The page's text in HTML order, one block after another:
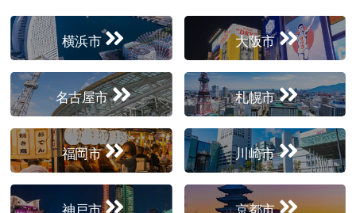
横浜市 大阪市
名古屋市 札幌市
福岡市 川崎市